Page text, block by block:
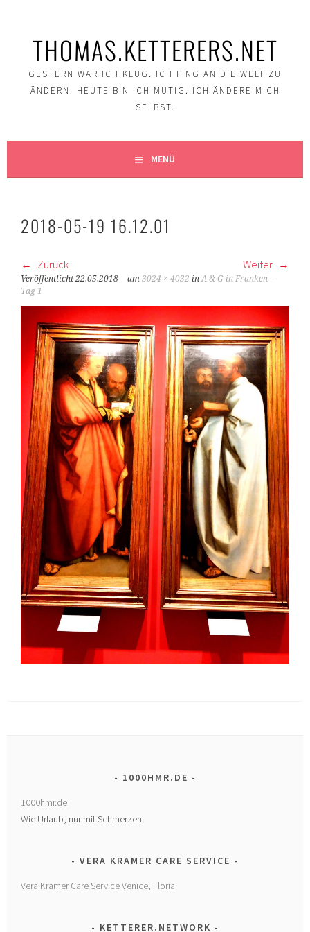
THOMAS.KETTERERS.NET
GESTERN WAR ICH KLUG. ICH FING AN DIE WELT ZU
ÄNDERN. HEUTE BIN ICH MUTIG. ICH ÄNDERE MICH
SELBST.
MENÜ
2018-05-19 16.12.01
Zurück Weiter
Veröffentlicht22.05.2018 am3024 × 4032 inA & G in Franken –
Tag 1
1000HMR.DE
1000hmr.de
Wie Urlaub, nur mit Schmerzen!
VERA KRAMER CARE SERVICE
Vera Kramer Care Service Venice, Floria
KETTERER.NETWORK